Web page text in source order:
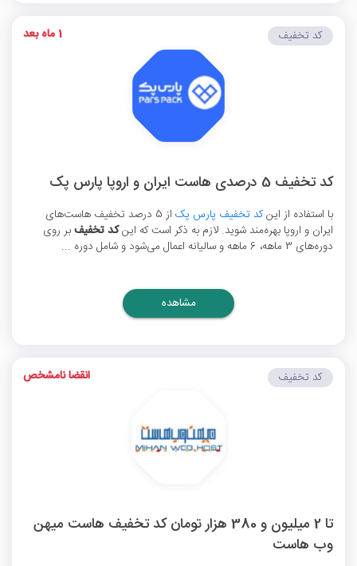
کد تخفیف 5 درصدی هاست ایران و اروپا پارس پک
با استفاده از اینکد تخفیف پارس پک
از 5 درصد تخفیف هاست‌های
ایران و اروپا بهره‌مند شوید. لازم به ذکر است که اینکد تخفیفبر روی
دوره‌های 3 ماهه، 6 ماهه و سالیانه اعمال می‌شود و شامل دوره ...
کد تخفیف 1 ماه بعد
مشاهده
تا 2 میلیون و 380 هزار تومان کد تخفیف هاست میهن
وب هاست
کد تخفیف انقضا نامشخص